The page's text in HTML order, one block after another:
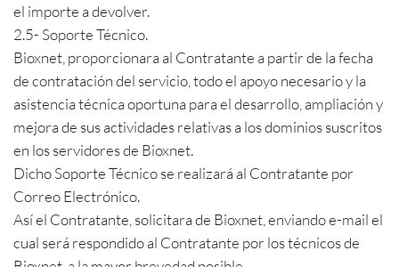
el importe a devolver.
2.5- Soporte Técnico.
Bioxnet, proporcionara al Contratante a partir de la fecha
de contratación del servicio, todo el apoyo necesario y la
asistencia técnica oportuna para el desarrollo, ampliación y
mejora de sus actividades relativas a los dominios suscritos
en los servidores de Bioxnet.
Dicho Soporte Técnico se realizará al Contratante por
Correo Electrónico.
Así el Contratante, solicitara de Bioxnet, enviando e-mail el
cual será respondido al Contratante por los técnicos de